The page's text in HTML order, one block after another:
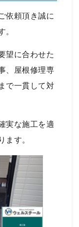
依頼頂き誠に
。
望に合わせた
、屋根修理専
で一貫して対
実な施工を適
ます。